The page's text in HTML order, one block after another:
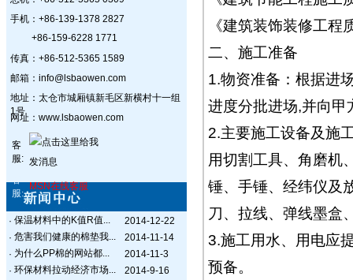
手机：+86-139-1378 2827
+86-159-6228 1771
传真：+86-512-5365 1589
邮箱：info@lsbaowen.com
地址：太仓市城厢镇新毛区新横村十一组
1号
网址：www.lsbaowen.com
客
服:
客
服:
MSN在线客服
· 保温材料中的K值R值...
2014-12-22
· 危害我们健康的棉垫我...
2014-11-14
· 为什么PP棉的网站都...
2014-11-3
· 环保材料拉动经济市场...
2014-9-16
《建筑装饰装修工
二、施工准备
1.物资准备：根据进
进度分批进场,并向甲
2.主要施工设备及施
用切割工具、角磨机
锤、手锤、经纬仪及
刀、拉线、弹线墨盒
3.施工用水、用电应
预备。